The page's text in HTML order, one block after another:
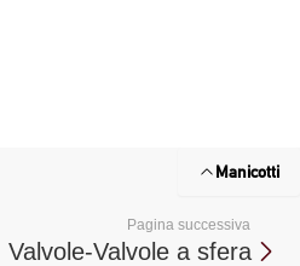
Manicotti
Pagina successiva
Valvole-Valvole a sfera